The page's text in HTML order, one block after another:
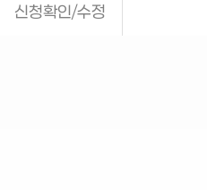
신청확인/수정